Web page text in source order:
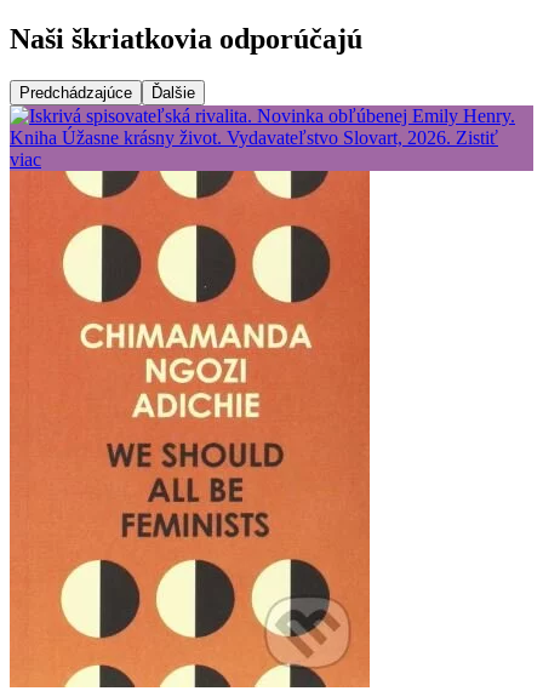
Naši škriatkovia odporúčajú
Predchádzajúce Ďalšie